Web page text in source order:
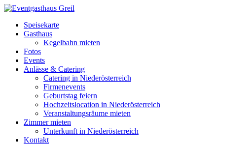
Speisekarte
Gasthaus
Kegelbahn mieten
Fotos
Events
Anlässe & Catering
Catering in Niederösterreich
Firmenevents
Geburtstag feiern
Hochzeitslocation in Niederösterreich
Veranstaltungsräume mieten
Zimmer mieten
Unterkunft in Niederösterreich
Kontakt